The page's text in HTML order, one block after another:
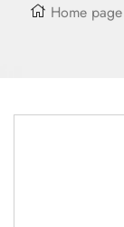
Home page